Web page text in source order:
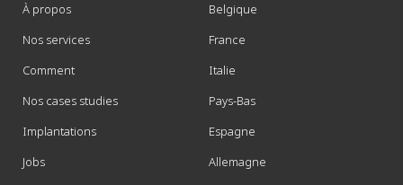
À propos
Nos services
Comment
Nos cases studies
Implantations
Jobs
Belgique
France
Italie
Pays-Bas
Espagne
Allemagne